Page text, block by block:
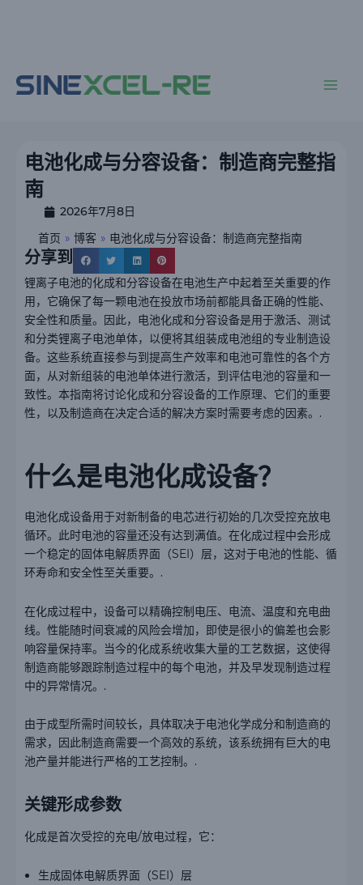
菜
电池化成与分容设备：制造商完整指
南
2026年7月8日
首页 » 博客 » 电池化成与分容设备：制造商完整指南
分享到
锂离子电池的化成和分容设备在电池生产中起着至关重要的作
用，它确保了每一颗电池在投放市场前都能具备正确的性能、
安全性和质量。因此，电池化成和分容设备是用于激活、测试
和分类锂离子电池单体，以便将其组装成电池组的专业制造设
备。这些系统直接参与到提高生产效率和电池可靠性的各个方
面，从对新组装的电池单体进行激活，到评估电池的容量和一
致性。本指南将讨论化成和分容设备的工作原理、它们的重要
性，以及制造商在决定合适的解决方案时需要考虑的因素。.
什么是电池化成设备？
电池化成设备用于对新制备的电芯进行初始的几次受控充放电
循环。此时电池的容量还没有达到满值。在化成过程中会形成
一个稳定的固体电解质界面（SEI）层，这对于电池的性能、循
环寿命和安全性至关重要。.
在化成过程中，设备可以精确控制电压、电流、温度和充电曲
线。性能随时间衰减的风险会增加，即使是很小的偏差也会影
响容量保持率。当今的化成系统收集大量的工艺数据，这使得
制造商能够跟踪制造过程中的每个电池，并及早发现制造过程
中的异常情况。.
由于成型所需时间较长，具体取决于电池化学成分和制造商的
需求，因此制造商需要一个高效的系统，该系统拥有巨大的电
池产量并能进行严格的工艺控制。.
关键形成参数
化成是首次受控的充电/放电过程，它：
生成固体电解质界面（SEI）层